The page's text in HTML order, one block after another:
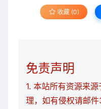
收藏 (0)
免责声明
1. 本站所有资源来
理，如有侵权请邮